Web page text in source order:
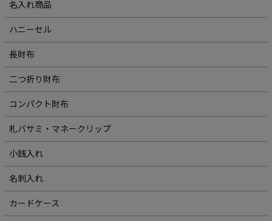
名入れ商品
ハニーセル
長財布
二つ折り財布
コンパクト財布
札バサミ・マネークリップ
小銭入れ
名刺入れ
カードケース